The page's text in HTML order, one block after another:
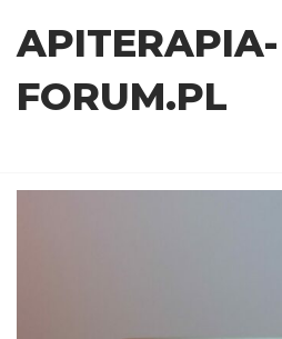
APITERAPIA-
FORUM.PL